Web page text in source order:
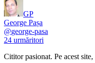
GP
George Pașa
@george-pasa
24 urmăritori
Cititor pasionat. Pe acest